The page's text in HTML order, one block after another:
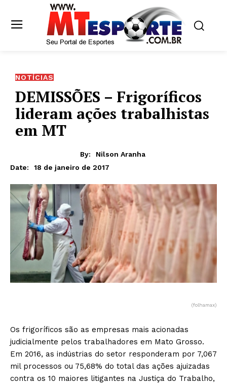
NOTÍCIAS
DEMISSÕES – Frigoríficos
lideram ações trabalhistas
em MT
By:
Nilson Aranha
Date:
18 de janeiro de 2017
(folhamax)
Os frigoríficos são as empresas mais acionadas
judicialmente pelos trabalhadores em Mato Grosso.
Em 2016, as indústrias do setor responderam por 7,067
mil processos ou 75,68% do total das ações ajuizadas
contra os 10 maiores litigantes na Justiça do Trabalho,